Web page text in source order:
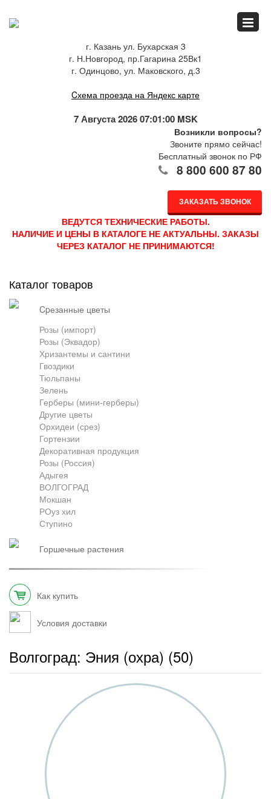
г. Казань ул. Бухарская 3
г. Н.Новгород, пр.Гагарина 25Вк1
г. Одинцово, ул. Маковского, д.3
Cхема проезда на Яндекс карте
7 Августа 2026 07:01:00 MSK
Возникли вопросы?
Звоните прямо сейчас!
Бесплатный звонок по РФ
8 800 600 87 80
ЗАКАЗАТЬ ЗВОНОК
Спец.предложения
Как купить
Доставка
Контакты
Франшиза
ВЕДУТСЯ ТЕХНИЧЕСКИЕ РАБОТЫ.
НАЛИЧИЕ И ЦЕНЫ В КАТАЛОГЕ НЕ АКТУАЛЬНЫ. ЗАКАЗЫ
ЧЕРЕЗ КАТАЛОГ НЕ ПРИНИМАЮТСЯ!
Каталог товаров
cpезанные цветы
Розы (импорт)
Розы (Эквадор)
Хризантемы и сантини
Гвоздики
Тюльпаны
Зелень
Герберы (мини-герберы)
Другие цветы
Орхидеи (срез)
Гортензии
Декоративная продукция
Розы (Россия)
Адыгея
ВОЛГОГРАД
Мокшан
РОуз хил
Ступино
горшечные растения
Как купить
Условия доставки
Волгоград: Эния (охра) (50)